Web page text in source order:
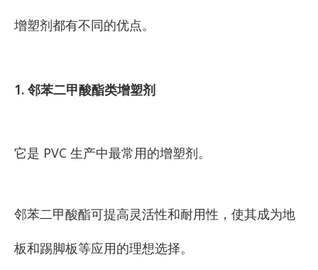
增塑剂都有不同的优点。
1. 邻苯二甲酸酯类增塑剂
它是 PVC 生产中最常用的增塑剂。
邻苯二甲酸酯可提高灵活性和耐用性，使其成为地
板和踢脚板等应用的理想选择。